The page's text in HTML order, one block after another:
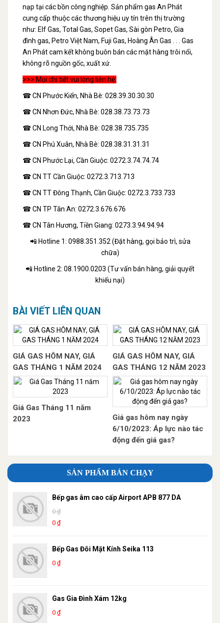
nạp tại các bồn công nghiệp. Sản phẩm gas An Phát
cung cấp thuộc các thương hiệu uy tín trên thị trường
như: Elf Gas, Total Gas, Sopet Gas, Sài gòn Petro, Gia
đình gas, Petro Việt Nam, Fuji Gas, Hoàng Ân Gas . . . Gas
An Phát cam kết không buôn bán các mặt hàng trôi nổi,
không rõ nguồn gốc, xuất xứ.
>>> Mọi chi tiết vui lòng liên hệ:
☎ CN Phước Kiển, Nhà Bè: 028.39.30.30.30
☎ CN Nhơn Đức, Nhà Bè: 028.38.73.73.73
☎ CN Long Thới, Nhà Bè: 028.38.735.735
☎ CN Phú Xuân, Nhà Bè: 028.38.31.31.31
☎ CN Phước Lại, Cần Giuộc: 0272.3.74.74.74
☎ CN TT Cần Giuộc: 0272.3.713.713
☎ CN TT Đông Thạnh, Cần Giuộc: 0272.3.733.733
☎ CN TP Tân An: 0272.3.676.676
☎ CN Tân Hương, Tiền Giang: 0273.3.94.94.94
📲 Hotline 1: 0988.351.352 (Đặt hàng, gọi bảo trì, sửa
chữa)
📲 Hotline 2: 08.1900.0203 (Tư vấn bán hàng, giải quyết
khiếu nại)
BÀI VIẾT LIÊN QUAN
GIÁ GAS HÔM NAY, GIÁ
GAS THÁNG 1 NĂM 2024
GIÁ GAS HÔM NAY, GIÁ
GAS THÁNG 12 NĂM 2023
Giá Gas Tháng 11 năm
2023
Giá gas hôm nay ngày
6/10/2023: Áp lực nào tác
động đến giá gas?
SẢN PHẨM BÁN CHẠY
Bếp gas âm cao cấp Airport APB 877 DA
0 ₫
0 ₫
Bếp Gas Đôi Mặt Kính Seika 113
0 ₫
Gas Gia Đình Xám 12kg
0 ₫